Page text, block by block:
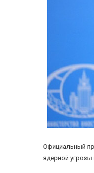
Официальный
ядерной угрозы